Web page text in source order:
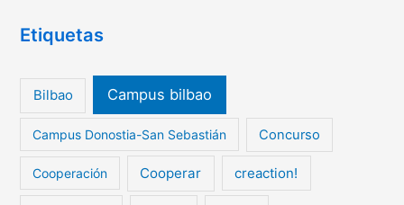
Etiquetas
Bilbao Campus bilbao
Campus Donostia-San Sebastián Concurso
Cooperación Cooperar creaction!